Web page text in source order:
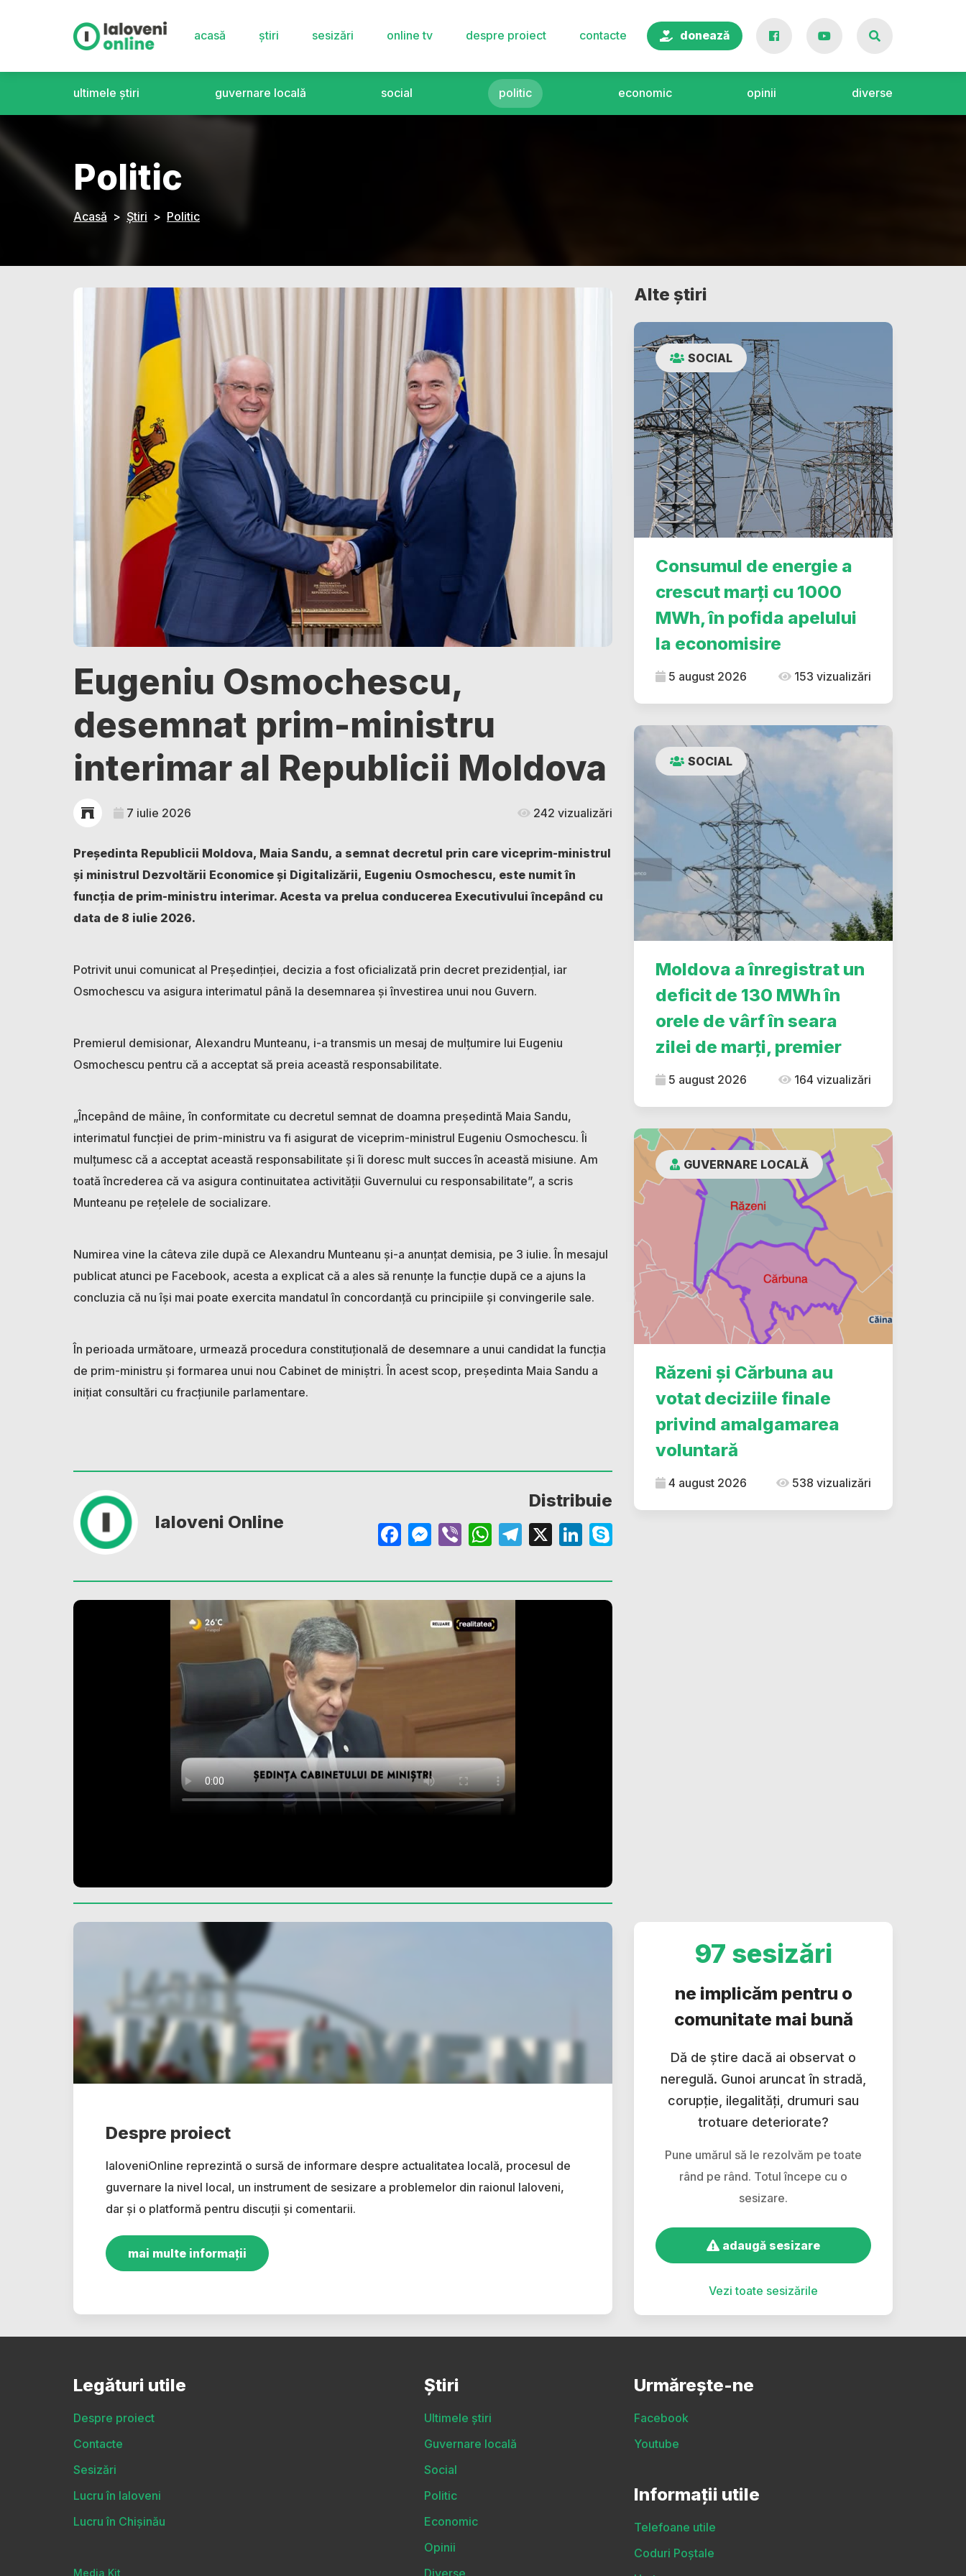
acasă știri sesizări online tv despre proiect contacte donează
ultimele știri guvernare locală social politic economic opinii diverse
Politic
Acasă Știri Politic
Eugeniu Osmochescu,
desemnat prim-ministru
interimar al Republicii Moldova
7 iulie 2026 242 vizualizări
Președinta Republicii Moldova, Maia Sandu, a semnat decretul prin care viceprim-ministrul
și ministrul Dezvoltării Economice și Digitalizării, Eugeniu Osmochescu, este numit în
funcția de prim-ministru interimar. Acesta va prelua conducerea Executivului începând cu
data de 8 iulie 2026.
Potrivit unui comunicat al Președinției, decizia a fost oficializată prin decret prezidențial, iar
Osmochescu va asigura interimatul până la desemnarea și învestirea unui nou Guvern.
Premierul demisionar, Alexandru Munteanu, i-a transmis un mesaj de mulțumire lui Eugeniu
Osmochescu pentru că a acceptat să preia această responsabilitate.
„Începând de mâine, în conformitate cu decretul semnat de doamna președintă Maia Sandu,
interimatul funcției de prim-ministru va fi asigurat de viceprim-ministrul Eugeniu Osmochescu. Îi
mulțumesc că a acceptat această responsabilitate și îi doresc mult succes în această misiune. Am
toată încrederea că va asigura continuitatea activității Guvernului cu responsabilitate”, a scris
Munteanu pe rețelele de socializare.
Numirea vine la câteva zile după ce Alexandru Munteanu și-a anunțat demisia, pe 3 iulie. În mesajul
publicat atunci pe Facebook, acesta a explicat că a ales să renunțe la funcție după ce a ajuns la
concluzia că nu își mai poate exercita mandatul în concordanță cu principiile și convingerile sale.
În perioada următoare, urmează procedura constituțională de desemnare a unui candidat la funcția
de prim-ministru și formarea unui nou Cabinet de miniștri. În acest scop, președinta Maia Sandu a
inițiat consultări cu fracțiunile parlamentare.
Ialoveni Online
Distribuie
Facebook
Messenger
ViberWhatsApp
Telegram
X LinkedIn
Alte știri
SOCIAL
Consumul de energie a
crescut marți cu 1000
MWh, în pofida apelului
la economisire
5 august 2026 153 vizualizări
SOCIAL
Moldova a înregistrat un
deficit de 130 MWh în
orele de vârf în seara
zilei de marți, premier
5 august 2026 164 vizualizări
GUVERNARE LOCALĂ
Răzeni și Cărbuna au
votat deciziile finale
privind amalgamarea
voluntară
4 august 2026 538 vizualizări
Despre proiect
IaloveniOnline reprezintă o sursă de informare despre actualitatea locală, procesul de
guvernare la nivel local, un instrument de sesizare a problemelor din raionul Ialoveni,
dar și o platformă pentru discuții și comentarii.
mai multe informații
97 sesizări
ne implicăm pentru o
comunitate mai bună
Dă de știre dacă ai observat o
neregulă. Gunoi aruncat în stradă,
corupție, ilegalități, drumuri sau
trotuare deteriorate?
Pune umărul să le rezolvăm pe toate
rând pe rând. Totul începe cu o
sesizare.
adaugă sesizare
Vezi toate sesizările
Legături utile
Despre proiect
Contacte
Sesizări
Lucru în Ialoveni
Lucru în Chișinău
Media Kit
Știri
Ultimele știri
Guvernare locală
Social
Politic
Economic
Opinii
Diverse
Urmărește-ne
Facebook
Youtube
Informații utile
Telefoane utile
Coduri Poștale